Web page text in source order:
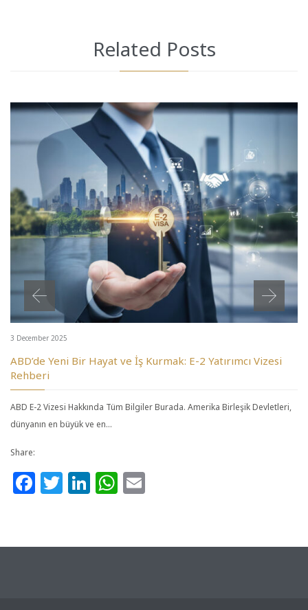
Related Posts
3 December 2025
ABD’de Yeni Bir Hayat ve İş Kurmak: E-2 Yatırımcı Vizesi
Rehberi
ABD E-2 Vizesi Hakkında Tüm Bilgiler Burada. Amerika Birleşik Devletleri,
dünyanın en büyük ve en…
Share:
Facebook
Twitter
LinkedIn
WhatsApp